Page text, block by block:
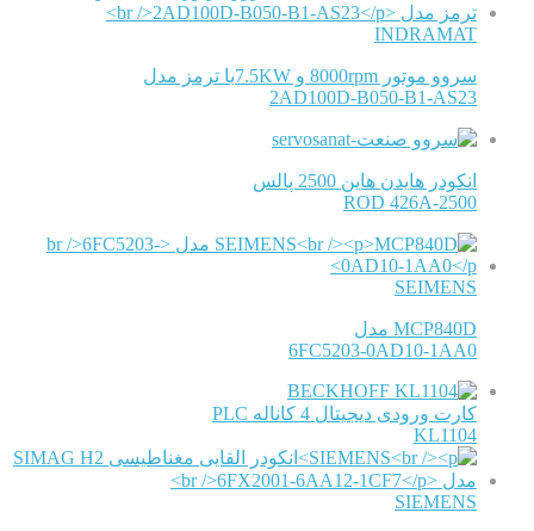
INDRAMAT
سروو موتور 8000rpm و 7.5KWبا ترمز مدل
2AD100D-B050-B1-AS23
انکودر هایدن هاین 2500 پالس
ROD 426A-2500
SEIMENS
MCP840D مدل
6FC5203-0AD10-1AA0
BECKHOFF
کارت ورودی دیجیتال 4 کاناله PLC
KL1104
SIEMENS